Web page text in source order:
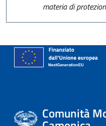
materia di
Comunità